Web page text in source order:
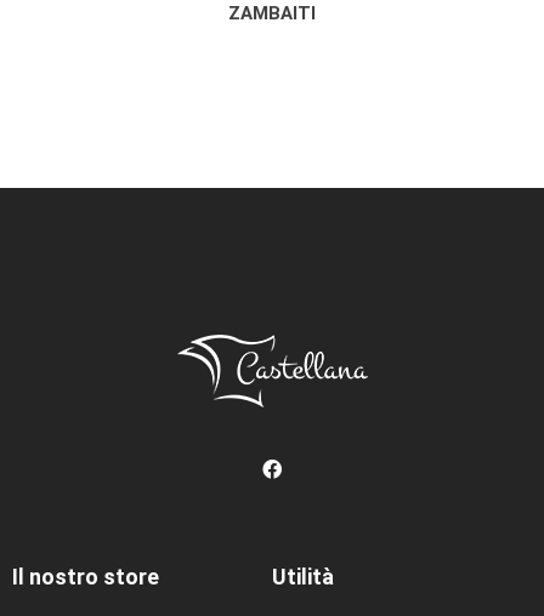
ZAMBAITI
Il nostro store Utilità